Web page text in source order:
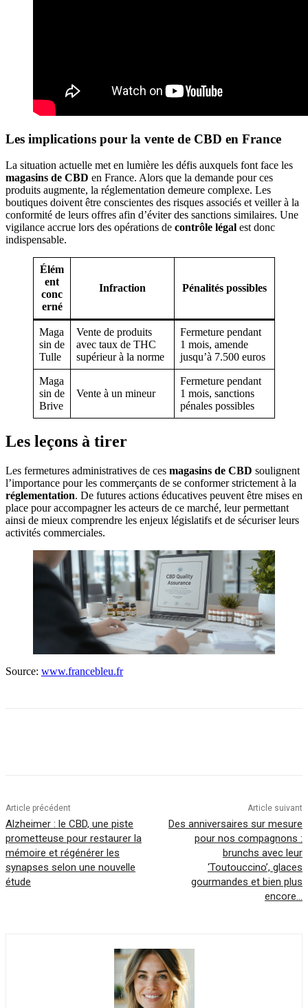
Les implications pour la vente de CBD en France
La situation actuelle met en lumière les défis auxquels font face les
magasins de CBD en France. Alors que la demande pour ces
produits augmente, la réglementation demeure complexe. Les
boutiques doivent être conscientes des risques associés et veiller à la
conformité de leurs offres afin d’éviter des sanctions similaires. Une
vigilance accrue lors des opérations de contrôle légal est donc
indispensable.
Élém
ent
conc
erné
Infraction Pénalités possibles
Maga
sin de
Tulle
Vente de produits
avec taux de THC
supérieur à la norme
Fermeture pendant
1 mois, amende
jusqu’à 7.500 euros
Maga
sin de
Brive
Vente à un mineur
Fermeture pendant
1 mois, sanctions
pénales possibles
Les leçons à tirer
Les fermetures administratives de ces magasins de CBD soulignent
l’importance pour les commerçants de se conformer strictement à la
réglementation. De futures actions éducatives peuvent être mises en
place pour accompagner les acteurs de ce marché, leur permettant
ainsi de mieux comprendre les enjeux législatifs et de sécuriser leurs
activités commerciales.
Source: www.francebleu.fr
Article précédent
Alzheimer : le CBD, une piste
prometteuse pour restaurer la
mémoire et régénérer les
synapses selon une nouvelle
étude
Article suivant
Des anniversaires sur mesure
pour nos compagnons :
brunchs avec leur
‘Toutouccino’, glaces
gourmandes et bien plus
encore…